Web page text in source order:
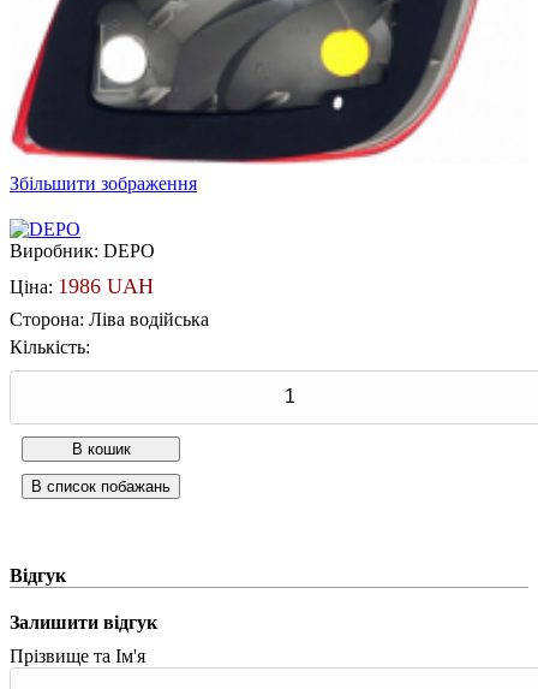
Збільшити зображення
Виробник: DEPO
Ціна: 1986 UAH
Сторона: Ліва водійська
Кількість:
Відгук
Залишити відгук
Прізвище та Ім'я